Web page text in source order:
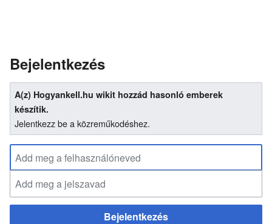
Bejelentkezés
A(z) Hogyankell.hu wikit hozzád hasonló emberek
készítik.
Jelentkezz be a közreműkodéshez.
Bejelentkezés